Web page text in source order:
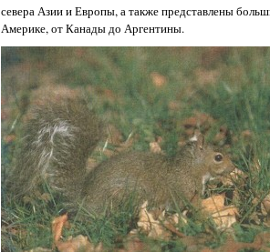
севера Азии и Европы, а также представлены
Америке, от Канады до Аргентины.